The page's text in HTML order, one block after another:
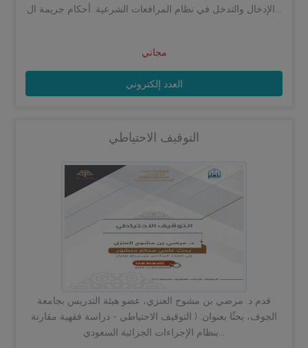
مجاني
العدد إلكتروني
التوقيف الاحتياطي
قدم د. مرضي بن مشوح العنزي، عضو هيئة التدريس بجامعة
الجوف، بحثًا بعنوان: ( التوقيف الاحتياطي - دراسة فقهية مقارنة